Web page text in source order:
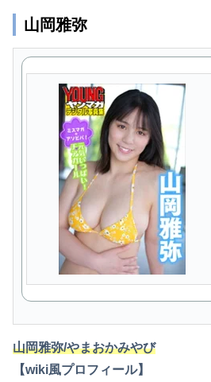
山岡雅弥
山岡雅弥/やまおかみやび
【wiki風プロフィール】